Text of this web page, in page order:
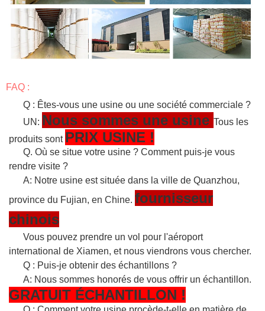
FAQ :
Q : Êtes-vous une usine ou une société commerciale ?
UN: Nous sommes une usine Tous les
produits sont PRIX USINE !
Q. Où se situe votre usine ? Comment puis-je vous
rendre visite ?
A: Notre usine est située dans la ville de Quanzhou,
province du Fujian, en Chine. fournisseur
chinois
Vous pouvez prendre un vol pour l'aéroport
international de Xiamen, et nous viendrons vous chercher.
Q : Puis-je obtenir des échantillons ?
A: Nous sommes honorés de vous offrir un échantillon.
GRATUIT ÉCHANTILLON !